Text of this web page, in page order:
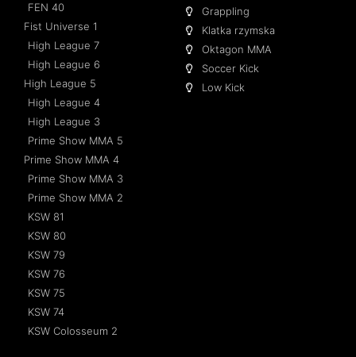
FEN 40
Fist Universe 1
High League 7
High League 6
High League 5
High League 4
High League 3
Prime Show MMA 5
Prime Show MMA 4
Prime Show MMA 3
Prime Show MMA 2
KSW 81
KSW 80
KSW 79
KSW 76
KSW 75
KSW 74
KSW Colosseum 2
Grappling
Klatka rzymska
Oktagon MMA
Soccer Kick
Low Kick